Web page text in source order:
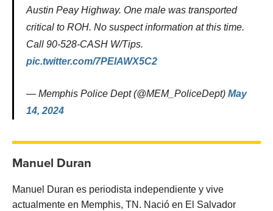
Austin Peay Highway. One male was transported
critical to ROH. No suspect information at this time.
Call 90-528-CASH W/Tips.
pic.twitter.com/7PEIAWX5C2
— Memphis Police Dept (@MEM_PoliceDept) May
14, 2024
Manuel Duran
Manuel Duran es periodista independiente y vive
actualmente en Memphis, TN. Nació en El Salvador